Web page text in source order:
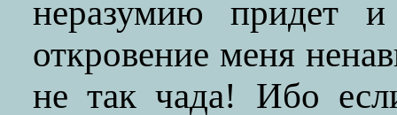
неразумию придет
откровение меня
не так чада! Ибо